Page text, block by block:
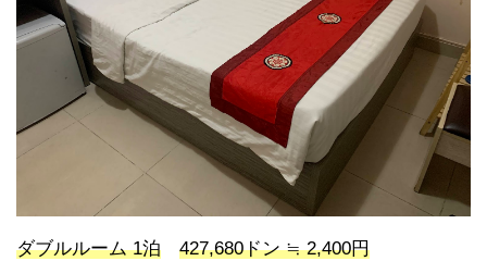
ダブルルーム 1泊 427,680ドン ≒ 2,400円